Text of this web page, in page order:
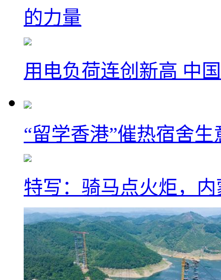
的力量
用电负荷连创新高 中
“留学香港”催热宿舍
特写：骑马点火炬，